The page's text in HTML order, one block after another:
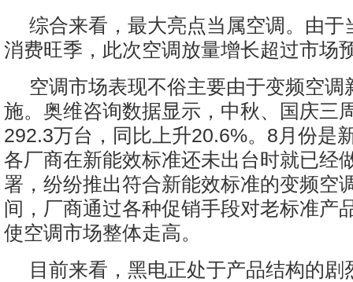
综合来看，最大亮点当属空调。由于
消费旺季，此次空调放量增长超过市场
空调市场表现不俗主要由于变频空调
施。奥维咨询数据显示，中秋、国庆三
292.3万台，同比上升20.6%。8月份是
各厂商在新能效标准还未出台时就已经
署，纷纷推出符合新能效标准的变频空
间，厂商通过各种促销手段对老标准产
使空调市场整体走高。
目前来看，黑电正处于产品结构的剧